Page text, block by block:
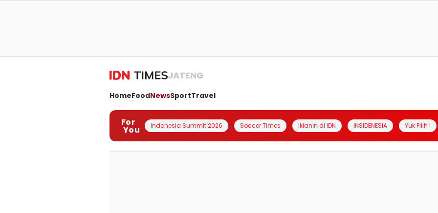
JATENG
HomeFoodNewsSportTravel
For
You Indonesia Summit 2026 Soccer Times Iklanin di IDN INSIDENESIA Yuk Pilih !